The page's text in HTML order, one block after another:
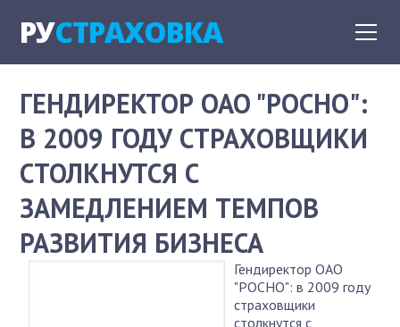
РУСТРАХОВКА
ГЕНДИРЕКТОР ОАО "РОСНО":
В 2009 ГОДУ СТРАХОВЩИКИ
СТОЛКНУТСЯ С
ЗАМЕДЛЕНИЕМ ТЕМПОВ
РАЗВИТИЯ БИЗНЕСА
Гендиректор ОАО
"РОСНО": в 2009 году
страховщики
столкнутся с